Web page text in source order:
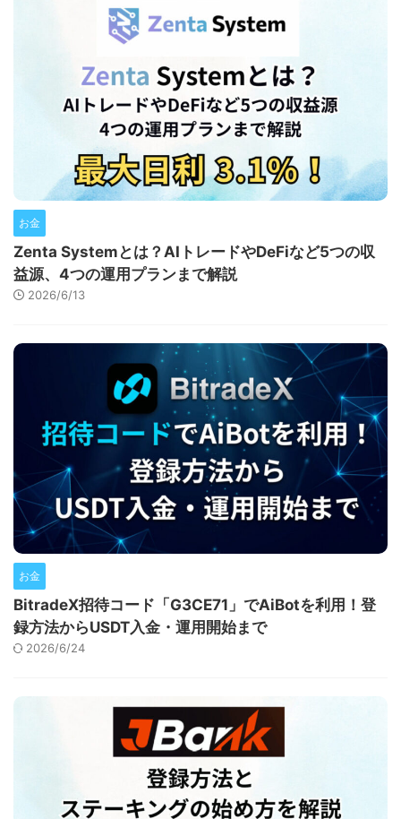
お金
Zenta Systemとは？AIトレードやDeFiなど5つの収
益源、4つの運用プランまで解説
2026/6/13
お金
BitradeX招待コード「G3CE71」でAiBotを利用！登
録方法からUSDT入金・運用開始まで
2026/6/24